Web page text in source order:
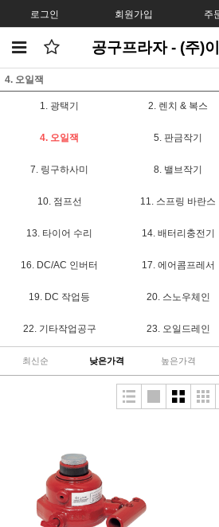
로그인 회원가입 주
공구프라자 - (주)
4. 오일잭
1. 광택기 2. 렌치 & 복스
4. 오일잭 5. 판금작기
7. 링구하사미 8. 밸브작기
10. 점프선 11. 스프링 바란스
13. 타이어 수리 14. 배터리충전기
16. DC/AC 인버터 17. 에어콤프레서
19. DC 작업등 20. 스노우체인
22. 기타작업공구 23. 오일드레인
최신순 낮은가격 높은가격